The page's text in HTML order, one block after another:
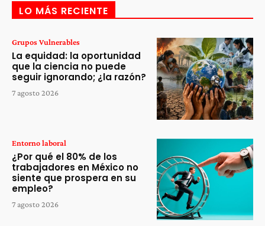
LO MÁS RECIENTE
Grupos Vulnerables
La equidad: la oportunidad
que la ciencia no puede
seguir ignorando; ¿la razón?
7 agosto 2026
Entorno laboral
¿Por qué el 80% de los
trabajadores en México no
siente que prospera en su
empleo?
7 agosto 2026